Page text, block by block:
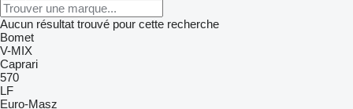
Aucun résultat trouvé pour cette recherche
Bomet
V-MIX
Caprari
570
LF
Euro-Masz